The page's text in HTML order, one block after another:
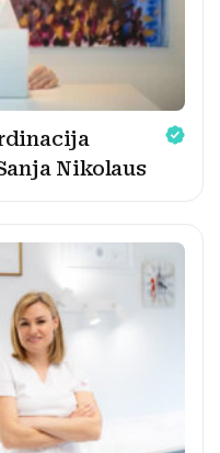
Nikolaus